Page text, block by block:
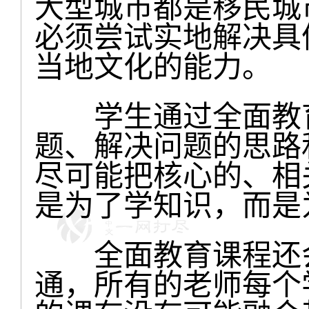
大型城市都是移民
必须尝试实地解决
当地文化的能力。
学生通过全面教
题、解决问题的思
尽可能把核心的、
是为了学知识，而
全面教育课程还
通，所有的老师每